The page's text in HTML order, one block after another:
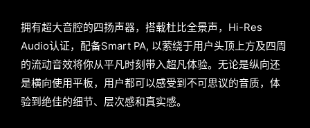
拥有超大音腔的四扬声器，搭载杜比全景声，Hi-Res
Audio认证，配备Smart PA, 以萦绕于用户头顶上方及四周
的流动音效将你从平凡时刻带入超凡体验。无论是纵向还
是横向使用平板，用户都可以感受到不可思议的音质，体
验到绝佳的细节、层次感和真实感。